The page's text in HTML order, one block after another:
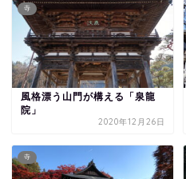
寺
風格漂う山門が構える「泉龍
院」
2020年12月26日
寺